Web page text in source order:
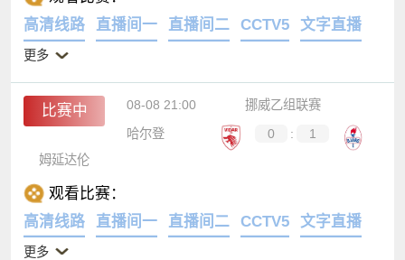
高清线路
直播间一 直播间二 CCTV5 文字直播
更多
比赛中 08-08 21:00
挪威乙组联赛
哈尔登
0 :
1
姆延达伦
观看比赛：
高清线路
直播间一 直播间二 CCTV5 文字直播
更多